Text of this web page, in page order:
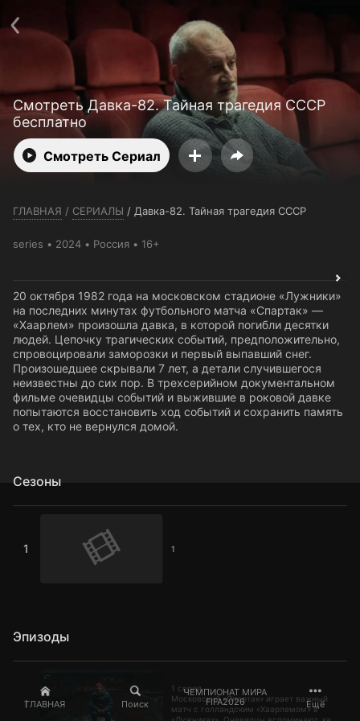
ГЛАВНАЯ Поиск
ЧЕМПИОНАТ МИРА
FIFA2026
Ещё
Смотреть Давка-82. Тайная трагедия СССР
бесплатно
Смотреть Сериал
ГЛАВНАЯ / СЕРИАЛЫ / Давка-82. Тайная трагедия СССР
series 2024 Россия 16+
20 октября 1982 года на московском стадионе «Лужники»
на последних минутах футбольного матча «Спартак» —
«Хаарлем» произошла давка, в которой погибли десятки
людей. Цепочку трагических событий, предположительно,
спровоцировали заморозки и первый выпавший снег.
Произошедшее скрывали 7 лет, а детали случившегося
неизвестны до сих пор. В трехсерийном документальном
фильме очевидцы событий и выжившие в роковой давке
попытаются восстановить ход событий и сохранить память
о тех, кто не вернулся домой.
Сезоны
1 1
Эпизоды
1
1 серия
Московский «Спартак» играет важный
матч с голландским «Хаарлемом» в
Пользовательское соглашение
Политика конфиденциальности
Открыть приложение
Ввести промокод